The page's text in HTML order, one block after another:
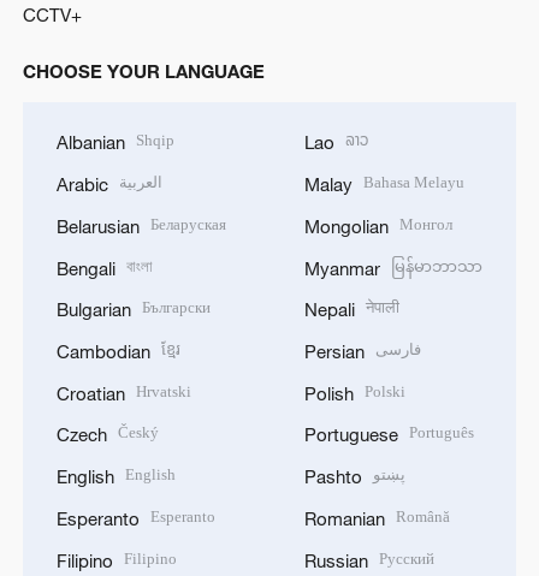
CCTV+
CHOOSE YOUR LANGUAGE
Albanian Shqip
Arabic العربية
Belarusian Беларуская
Bengali বাংলা
Bulgarian Български
Cambodian ខ្មែរ
Croatian Hrvatski
Czech Český
English English
Esperanto Esperanto
Filipino Filipino
Lao ລາວ
Malay Bahasa Melayu
Mongolian Монгол
Myanmar မြန်မာဘာသာ
Nepali नेपाली
Persian فارسی
Polish Polski
Portuguese Português
Pashto پښتو
Romanian Română
Russian Русский